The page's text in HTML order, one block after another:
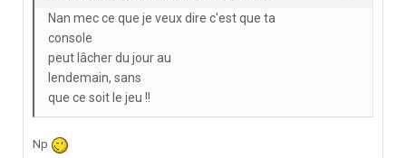
Nan mec ce que je veux dire c'est que ta
console
peut lâcher du jour au
lendemain, sans
que ce soit le jeu !!
Np